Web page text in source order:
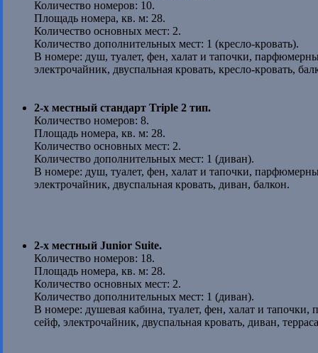
Количество номеров: 10.
Площадь номера, кв. м: 28.
Количество основных мест: 2.
Количество дополнительных мест: 1 (кресло-кровать).
В номере: душ, туалет, фен, халат и тапочки,
электрочайник, двуспальная кровать, кресло-кровать,
2-х местный стандарт Triple 2 тип.
Количество номеров: 8.
Площадь номера, кв. м: 28.
Количество основных мест: 2.
Количество дополнительных мест: 1 (диван).
В номере: душ, туалет, фен, халат и тапочки,
электрочайник, двуспальная кровать, диван, балкон.
2-х местный Junior Suite.
Количество номеров: 18.
Площадь номера, кв. м: 28.
Количество основных мест: 2.
Количество дополнительных мест: 1 (диван).
В номере: душевая кабина, туалет, фен, халат и
сейф, электрочайник, двуспальная кровать, диван,